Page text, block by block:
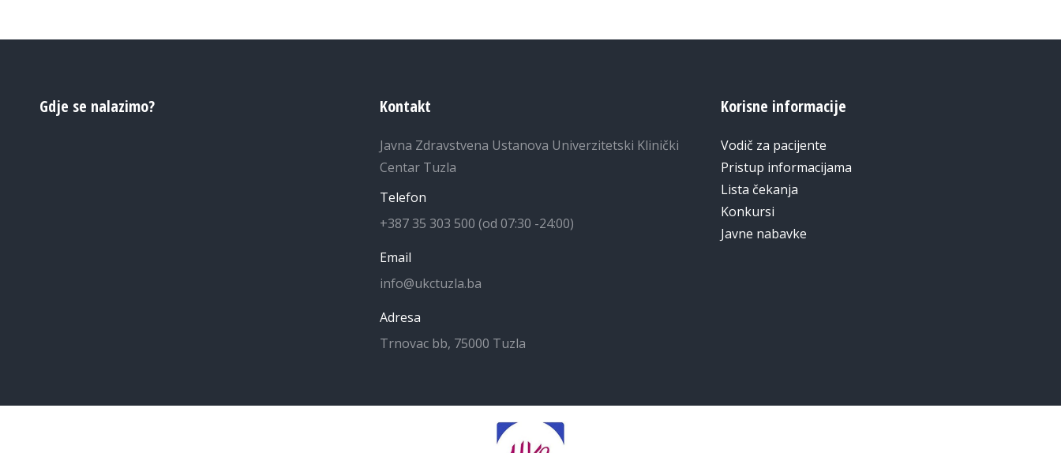
Gdje se nalazimo? Kontakt
Javna Zdravstvena Ustanova Univerzitetski Klinički
Centar Tuzla
Telefon
+387 35 303 500 (od 07:30 -24:00)
Email
info@ukctuzla.ba
Adresa
Trnovac bb, 75000 Tuzla
Korisne informacije
Vodič za pacijente
Pristup informacijama
Lista čekanja
Konkursi
Javne nabavke